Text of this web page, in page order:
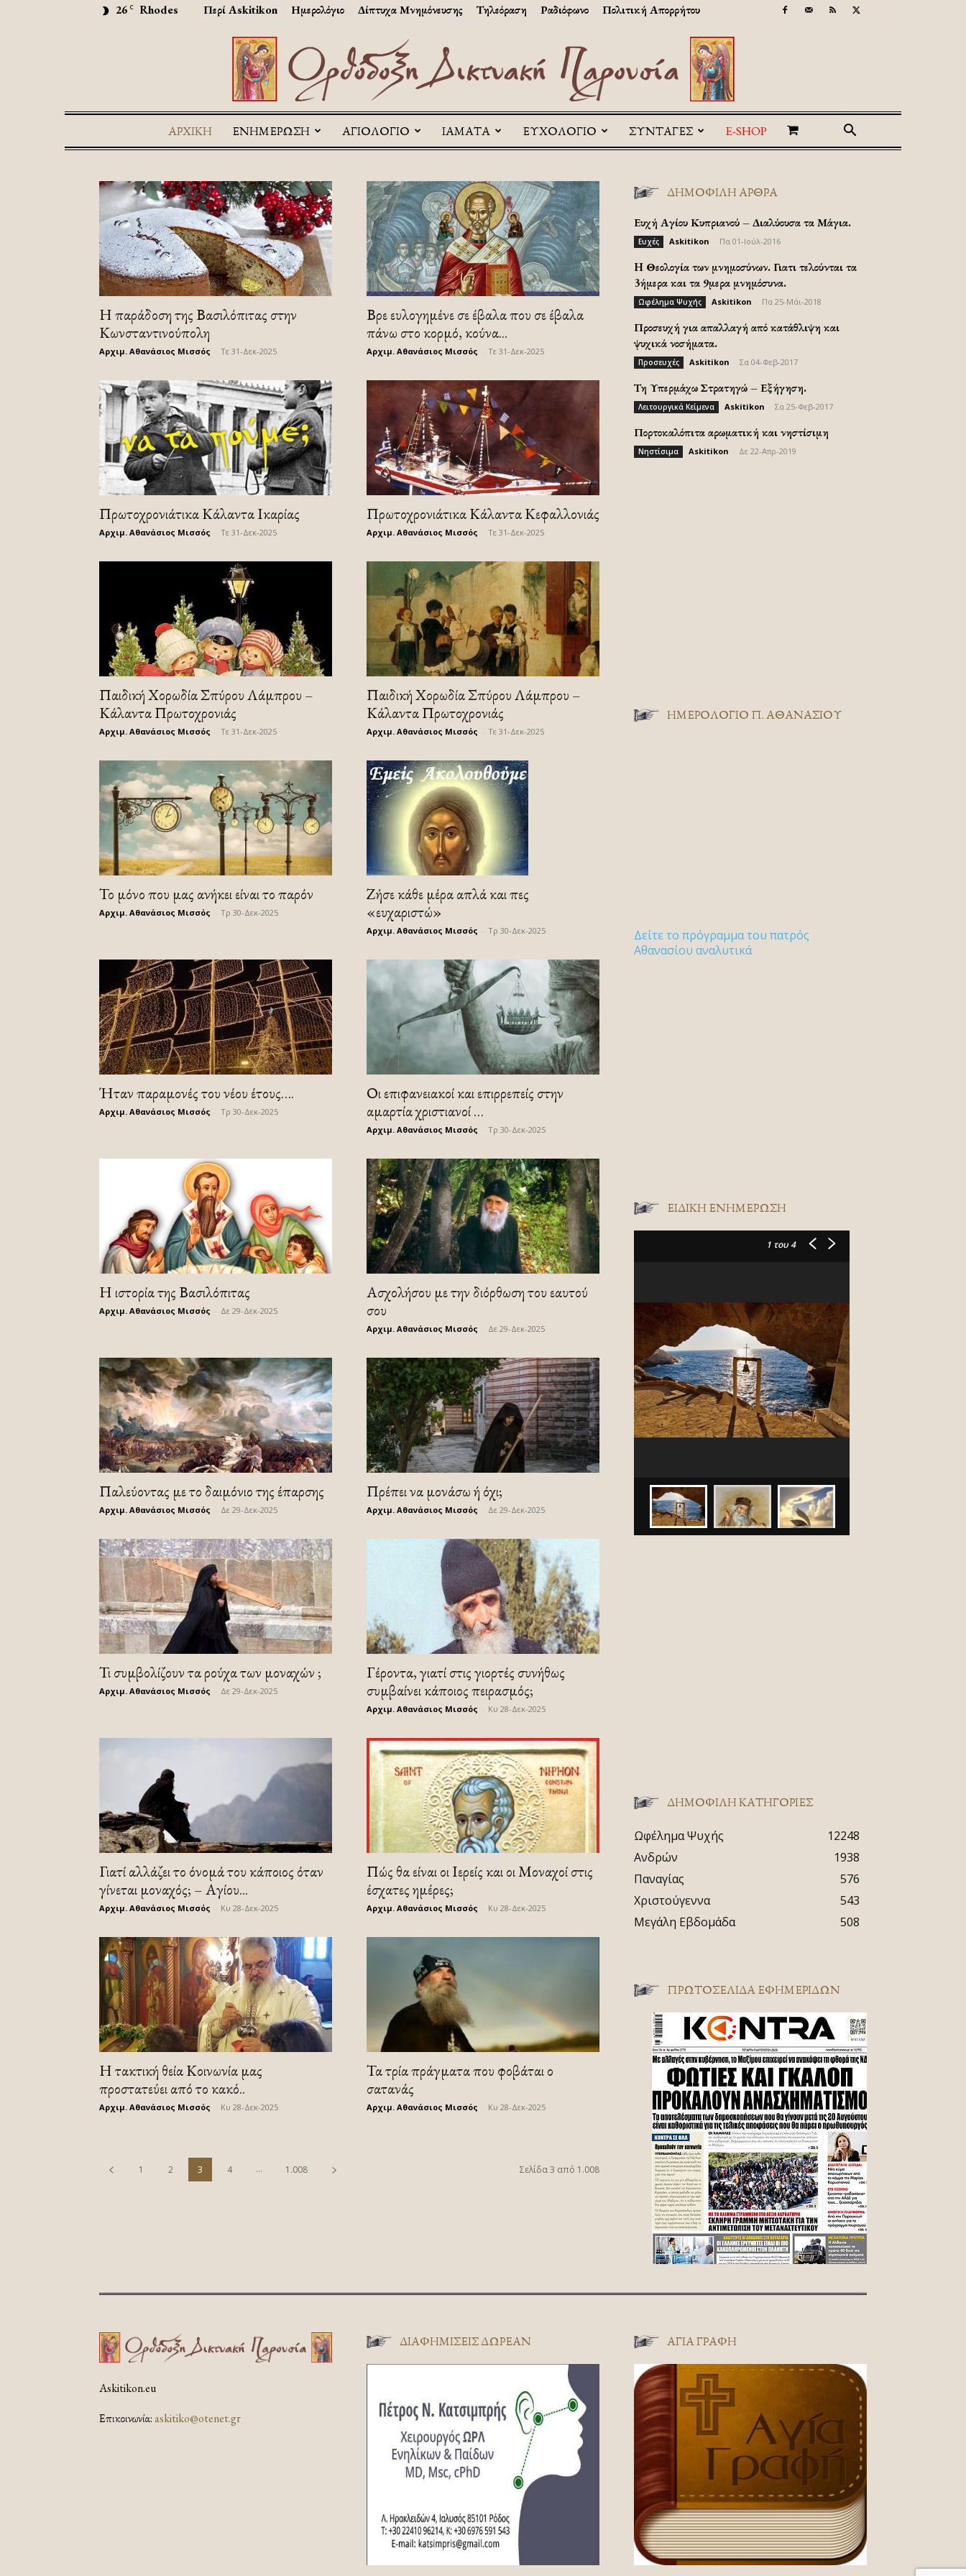
26 C Rhodes Περί Askitikon Ημερολόγιο Δίπτυχα Μνημόνευσης Τηλεόραση Ραδιόφωνο Πολιτική Απορρήτου
Askitikon
ΑΡΧΙΚΉ ΕΝΗΜΕΡΩΣΗ ΑΓΙΟΛΟΓΙΟ ΙΑΜΑΤΑ ΕΥΧΟΛΟΓΙΟ ΣΥΝΤΑΓΕΣ E-SHOP
Η παράδοση της Βασιλόπιτας στην
Κωνσταντινούπολη
Αρχιμ. Αθανάσιος Μισσός Τε 31-Δεκ-2025
Βρε ευλογημένε σε έβαλα που σε έβαλα
πάνω στο κορμό, κούνα...
Αρχιμ. Αθανάσιος Μισσός Τε 31-Δεκ-2025
Πρωτοχρονιάτικα Κάλαντα Ικαρίας
Αρχιμ. Αθανάσιος Μισσός Τε 31-Δεκ-2025
Πρωτοχρονιάτικα Κάλαντα Κεφαλλονιάς
Αρχιμ. Αθανάσιος Μισσός Τε 31-Δεκ-2025
Παιδική Χορωδία Σπύρου Λάμπρου –
Κάλαντα Πρωτοχρονιάς
Αρχιμ. Αθανάσιος Μισσός Τε 31-Δεκ-2025
Παιδική Χορωδία Σπύρου Λάμπρου –
Κάλαντα Πρωτοχρονιάς
Αρχιμ. Αθανάσιος Μισσός Τε 31-Δεκ-2025
Το μόνο που μας ανήκει είναι το παρόν
Αρχιμ. Αθανάσιος Μισσός Τρ 30-Δεκ-2025
Ζήσε κάθε μέρα απλά και πες
«ευχαριστώ»
Αρχιμ. Αθανάσιος Μισσός Τρ 30-Δεκ-2025
Ήταν παραμονές του νέου έτους….
Αρχιμ. Αθανάσιος Μισσός Τρ 30-Δεκ-2025
Οι επιφανειακοί και επιρρεπείς στην
αμαρτία χριστιανοί …
Αρχιμ. Αθανάσιος Μισσός Τρ 30-Δεκ-2025
Η ιστορία της Βασιλόπιτας
Αρχιμ. Αθανάσιος Μισσός Δε 29-Δεκ-2025
Ασχολήσου με την διόρθωση του εαυτού
σου
Αρχιμ. Αθανάσιος Μισσός Δε 29-Δεκ-2025
Παλεύοντας με το δαιμόνιο της έπαρσης
Αρχιμ. Αθανάσιος Μισσός Δε 29-Δεκ-2025
Πρέπει να μονάσω ή όχι;
Αρχιμ. Αθανάσιος Μισσός Δε 29-Δεκ-2025
Τι συμβολίζουν τα ρούχα των μοναχών ;
Αρχιμ. Αθανάσιος Μισσός Δε 29-Δεκ-2025
Γέροντα, γιατί στις γιορτές συνήθως
συμβαίνει κάποιος πειρασμός;
Αρχιμ. Αθανάσιος Μισσός Κυ 28-Δεκ-2025
Γιατί αλλάζει το όνομά του κάποιος όταν
γίνεται μοναχός; – Αγίου...
Αρχιμ. Αθανάσιος Μισσός Κυ 28-Δεκ-2025
Πώς θα είναι οι Ιερείς και οι Μοναχοί στις
έσχατες ημέρες;
Αρχιμ. Αθανάσιος Μισσός Κυ 28-Δεκ-2025
Η τακτική θεία Κοινωνία μας
προστατεύει από το κακό..
Αρχιμ. Αθανάσιος Μισσός Κυ 28-Δεκ-2025
Τα τρία πράγματα που φοβάται ο
σατανάς
Αρχιμ. Αθανάσιος Μισσός Κυ 28-Δεκ-2025
1 2 3 4 ... 1.008 Σελίδα 3 από 1.008
ΔΗΜΟΦΙΛΗ ΑΡΘΡΑ
Ευχή Αγίου Κυπριανού – Διαλύουσα τα Μάγια.
Ευχές Askitikon Πα 01-Ιούλ-2016
H Θεολογία των μνημοσύνων. Γιατι τελούνται τα
3ήμερα και τα 9μερα μνημόσυνα.
Ωφέλημα Ψυχής Askitikon Πα 25-Μάι-2018
Προσευχή για απαλλαγή από κατάθλιψη και
ψυχικά νοσήματα.
Προσευχές Askitikon Σα 04-Φεβ-2017
Τη Υπερμάχω Στρατηγώ – Εξήγηση.
Λειτουργικά Κείμενα Askitikon Σα 25-Φεβ-2017
Πορτοκαλόπιτα αρωματική και νηστίσιμη
Νηστίσιμα Askitikon Δε 22-Απρ-2019
ΗΜΕΡΟΛΟΓΙΟ Π. ΑΘΑΝΑΣΙΟΥ
Δείτε το πρόγραμμα του πατρός
Αθανασίου αναλυτικά
ΕΙΔΙΚΉ ΕΝΗΜΈΡΩΣΗ
1 του 4
ΔΗΜΟΦΙΛΗ ΚΑΤΗΓΟΡΙΕΣ
Ωφέλημα Ψυχής
12248
Ανδρών
1938
Παναγίας
576
Χριστούγεννα
543
Μεγάλη Εβδομάδα
508
ΠΡΩΤΟΣΈΛΙΔΑ ΕΦΗΜΕΡΊΔΩΝ
Askitikon.eu
Επικοινωνία:askitiko@otenet.gr
ΔΙΑΦΗΜΊΣΕΙΣ ΔΩΡΕΆΝ ΑΓΊΑ ΓΡΑΦΉ